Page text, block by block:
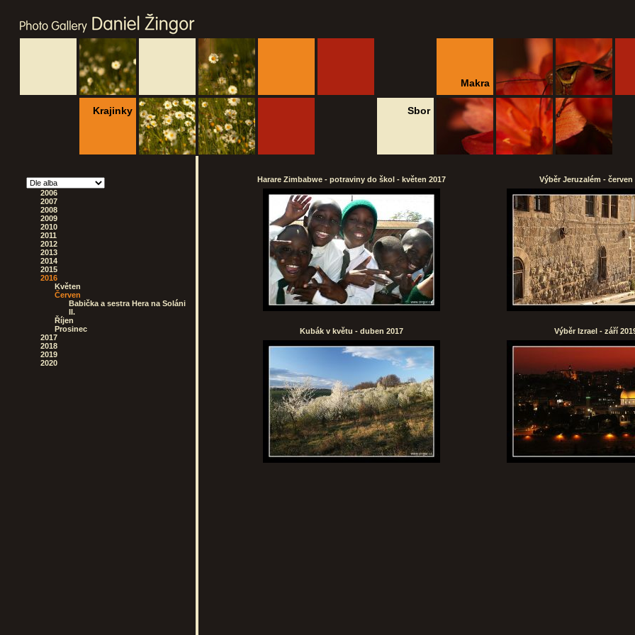
Makra
Krajinky Sbor
2006
2007
2008
2009
2010
2011
2012
2013
2014
2015
2016
Květen
Červen
Babička a sestra Hera na Soláni
II.
Říjen
Prosinec
2017
2018
2019
2020
Harare Zimbabwe - potraviny do škol - květen 2017 Výběr Jeruzalém - červen
Kubák v květu - duben 2017 Výběr Izrael - září